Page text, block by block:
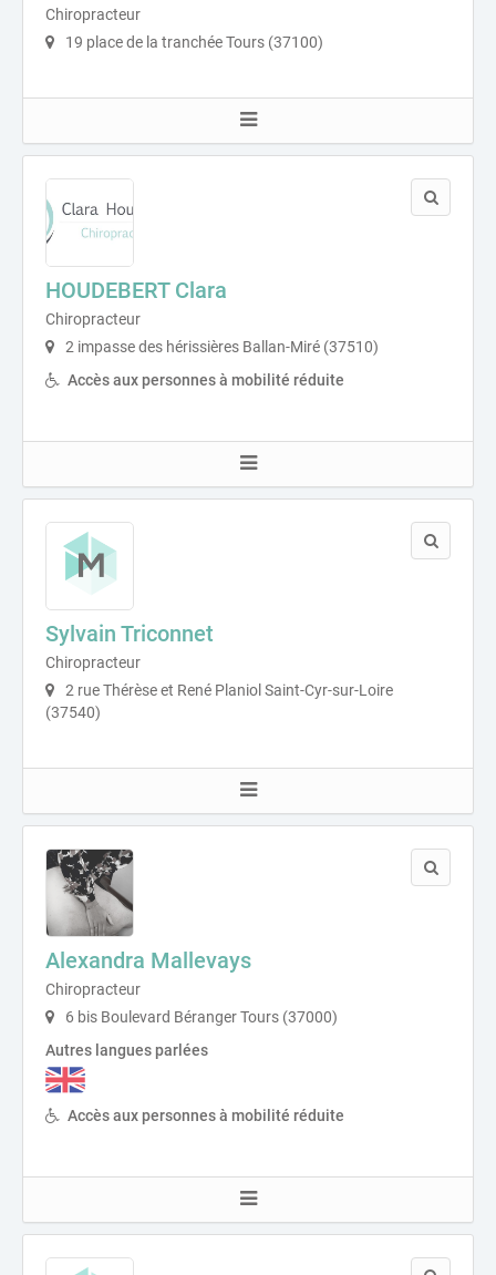
Chiropracteur
19 place de la tranchée Tours (37100)
HOUDEBERT Clara
Chiropracteur
2 impasse des hérissières Ballan-Miré (37510)
Accès aux personnes à mobilité réduite
Sylvain Triconnet
Chiropracteur
2 rue Thérèse et René Planiol Saint-Cyr-sur-Loire
(37540)
Alexandra Mallevays
Chiropracteur
6 bis Boulevard Béranger Tours (37000)
Autres langues parlées
Accès aux personnes à mobilité réduite